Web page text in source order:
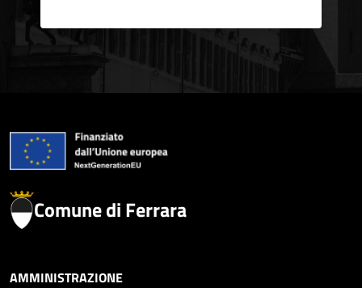
Comune di Ferrara
AMMINISTRAZIONE